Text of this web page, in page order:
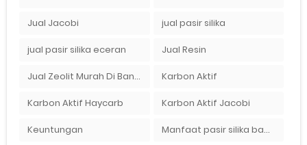
Jual Jacobi jual pasir silika
jual pasir silika eceran Jual Resin
Jual Zeolit Murah Di Bandung Timur Karbon Aktif
Karbon Aktif Haycarb Karbon Aktif Jacobi
Keuntungan Manfaat pasir silika bagi kehidupan